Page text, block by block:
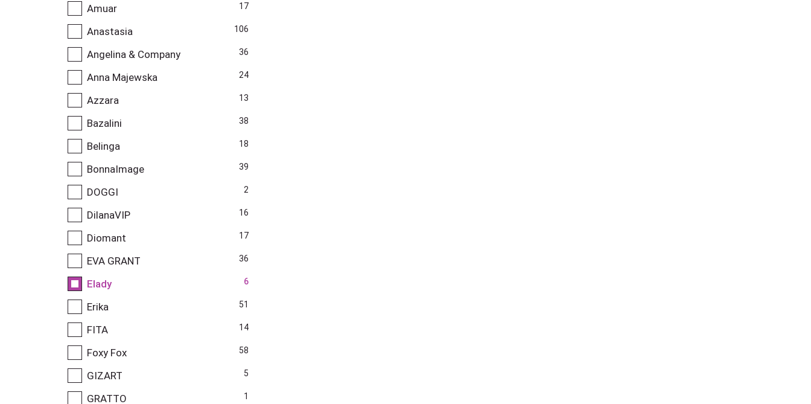
Amuar 17
Anastasia 106
Angelina & Company 36
Anna Majewska 24
Azzara 13
Bazalini 38
Belinga 18
BonnaImage 39
DOGGI 2
DilanaVIP 16
Diomant 17
EVA GRANT 36
Elady 6
Erika 51
FITA 14
Foxy Fox 58
GIZART 5
GRATTO 1